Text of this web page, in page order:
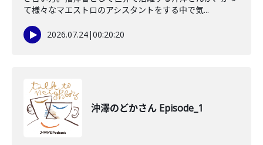
て様々なマエストロのアシスタントをする中で気...
2026.07.24|00:20:20
沖澤のどかさん Episode_1